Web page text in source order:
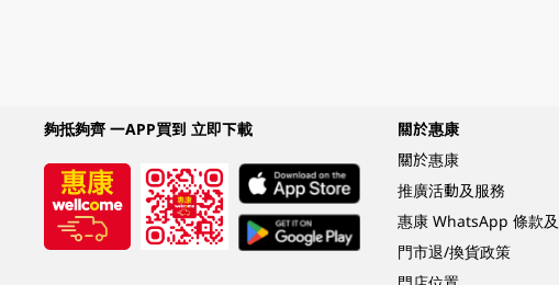
夠抵夠齊 一APP買到 立即下載
關於惠康
關於惠康
推廣活動及服務
惠康 WhatsApp 條款
門市退/換貨政策